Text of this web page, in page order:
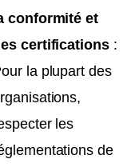
conformité et
certifications :
la plupart des
les
de